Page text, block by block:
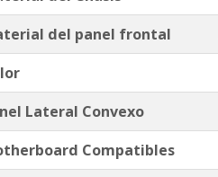
del panel frontal
Lateral Convexo
Compatibles